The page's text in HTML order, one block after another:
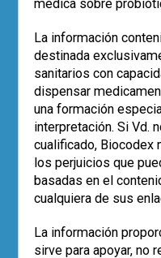
intestino
importante en el
del sistema
Leer más
alimentos
bacterias , celiaquía
cólico lactante,
ESPGHAN,
lactante,
obesidad,
tema-revision-
La información
destinada
sanitarios con
dispensar
una formación
interpretación. Si Vd.
cualificado, Biocodex
los perjuicios que
basadas en el
cualquiera de sus
La información
sirve para apoyar, no